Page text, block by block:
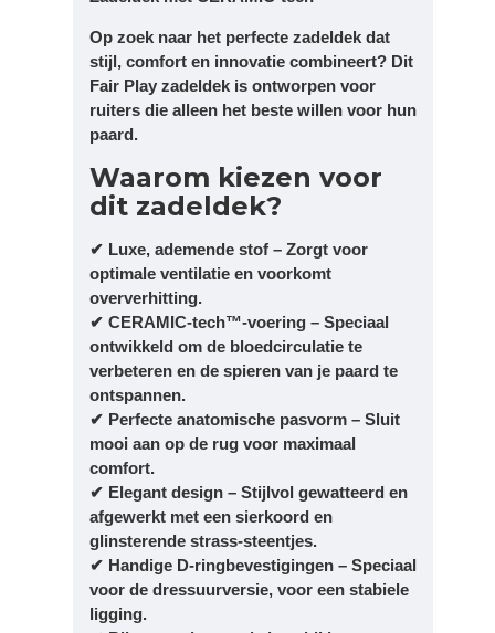
Op zoek naar het perfecte zadeldek dat
stijl, comfort en innovatie combineert? Dit
Fair Play zadeldek is ontworpen voor
ruiters die alleen het beste willen voor hun
paard.
Waarom kiezen voor
dit zadeldek?
✔ Luxe, ademende stof – Zorgt voor
optimale ventilatie en voorkomt
oververhitting.
✔ CERAMIC-tech™-voering – Speciaal
ontwikkeld om de bloedcirculatie te
verbeteren en de spieren van je paard te
ontspannen.
✔ Perfecte anatomische pasvorm – Sluit
mooi aan op de rug voor maximaal
comfort.
✔ Elegant design – Stijlvol gewatteerd en
afgewerkt met een sierkoord en
glinsterende strass-steentjes.
✔ Handige D-ringbevestigingen – Speciaal
voor de dressuurversie, voor een stabiele
ligging.